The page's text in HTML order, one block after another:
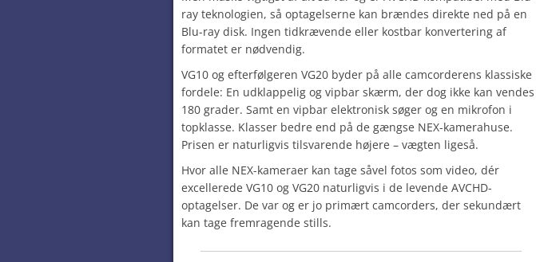
ray teknologien, så optagelserne kan brændes direkte ned på en
Blu-ray disk. Ingen tidkrævende eller kostbar konvertering af
formatet er nødvendig.
VG10 og efterfølgeren VG20 byder på alle camcorderens klassiske
fordele: En udklappelig og vipbar skærm, der dog ikke kan vendes
180 grader. Samt en vipbar elektronisk søger og en mikrofon i
topklasse. Klasser bedre end på de gængse NEX-kamerahuse.
Prisen er naturligvis tilsvarende højere – vægten ligeså.
Hvor alle NEX-kameraer kan tage såvel fotos som video, dér
excellerede VG10 og VG20 naturligvis i de levende AVCHD-
optagelser. De var og er jo primært camcorders, der sekundært
kan tage fremragende stills.